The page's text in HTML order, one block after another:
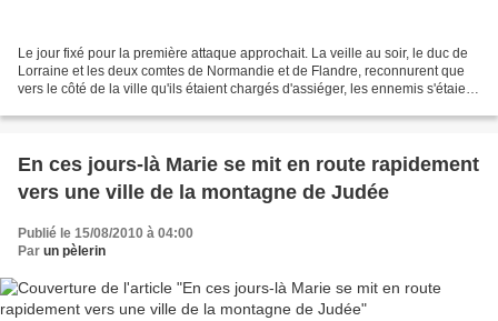
Le jour fixé pour la première attaque approchait. La veille au soir, le duc de
Lorraine et les deux comtes de Normandie et de Flandre, reconnurent que
vers le côté de la ville qu'ils étaient chargés d'assiéger, les ennemis s'étaient
En ces jours-là Marie se mit en route rapidement
vers une ville de la montagne de Judée
Publié le 15/08/2010 à 04:00
Par un pèlerin